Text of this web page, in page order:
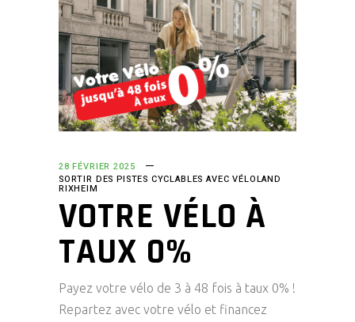
28 FÉVRIER 2025
SORTIR DES PISTES CYCLABLES AVEC VÉLOLAND
RIXHEIM
VOTRE VÉLO À
TAUX 0%
Payez votre vélo de 3 à 48 fois à taux 0% !
Repartez avec votre vélo et financez